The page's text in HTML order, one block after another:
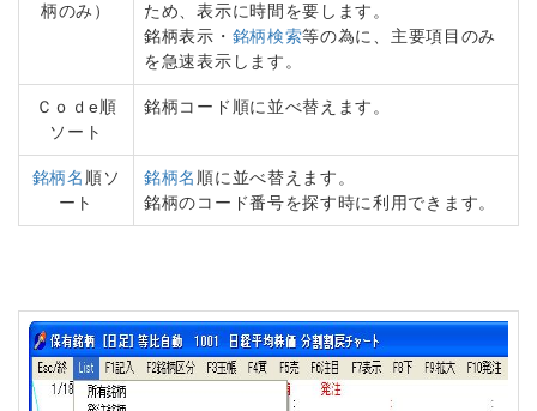
柄のみ）
ため、表示に時間を要します。
銘柄表示・ 銘柄検索等の為に、主要項目のみ
を急速表示します。
Ｃｏｄe順
ソート
銘柄コード順に並べ替えます。
銘柄名 順ソ
ート
銘柄名 順に並べ替えます。
銘柄のコード番号を探す時に利用できます。